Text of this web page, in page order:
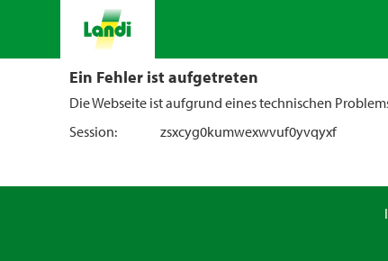
Ein Fehler ist aufgetreten
Die Webseite ist aufgrund eines technischen
Session:
zsxcyg0kumwexwvuf0yvqyxf